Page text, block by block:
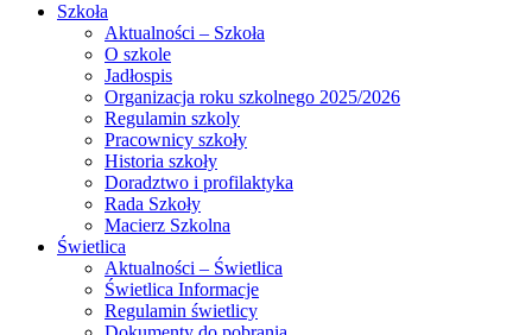
Szkoła
Aktualności – Szkoła
O szkole
Jadłospis
Organizacja roku szkolnego 2025/2026
Regulamin szkoly
Pracownicy szkoły
Historia szkoły
Doradztwo i profilaktyka
Rada Szkoły
Macierz Szkolna
Świetlica
Aktualności – Świetlica
Świetlica Informacje
Regulamin świetlicy